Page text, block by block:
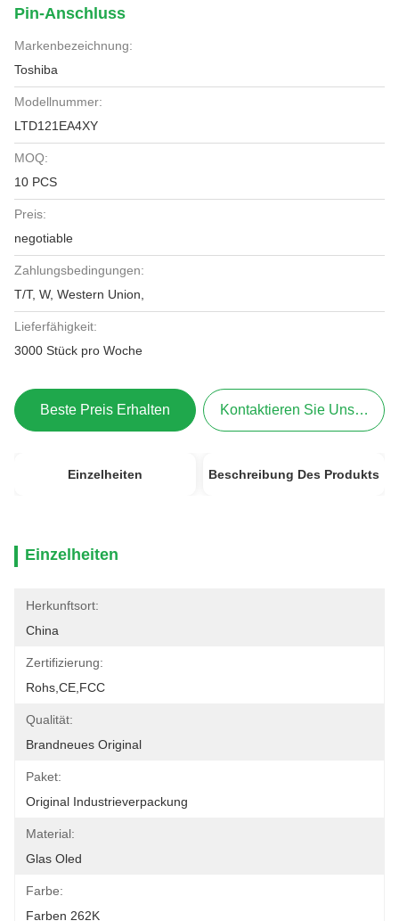
Pin-Anschluss
Markenbezeichnung:
Toshiba
Modellnummer:
LTD121EA4XY
MOQ:
10 PCS
Preis:
negotiable
Zahlungsbedingungen:
T/T, W, Western Union,
Lieferfähigkeit:
3000 Stück pro Woche
Beste Preis Erhalten Kontaktieren Sie Uns Jetzt
Einzelheiten Beschreibung Des Produkts
Einzelheiten
Herkunftsort:
China
Zertifizierung:
Rohs,CE,FCC
Qualität:
Brandneues Original
Paket:
Original Industrieverpackung
Material:
Glas Oled
Farbe:
Farben 262K